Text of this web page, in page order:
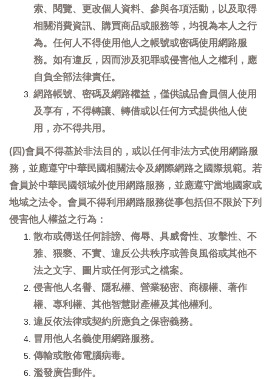
索、閱覽、更改個人資料、參與各項活動，以及取得
相關消費資訊、購買商品或服務等，均視為本人之行
為。任何人不得使用他人之帳號或密碼使用網路服
務。如有違反，因而涉及犯罪或侵害他人之權利，應
自負全部法律責任。
網路帳號、密碼及網路權益，僅供誠品會員個人使用
及享有，不得轉讓、轉借或以任何方式提供他人使
用，亦不得共用。
(四)會員不得基於非法目的，或以任何非法方式使用網路服
務，並應遵守中華民國相關法令及網際網路之國際規範。若
會員於中華民國領域外使用網路服務，並應遵守當地國家或
地域之法令。會員不得利用網路服務從事包括但不限於下列
侵害他人權益之行為：
散布或傳送任何誹謗、侮辱、具威脅性、攻擊性、不
雅、猥褻、不實、違反公共秩序或善良風俗或其他不
法之文字、圖片或任何形式之檔案。
侵害他人名譽、隱私權、營業秘密、商標權、著作
權、專利權、其他智慧財產權及其他權利。
違反依法律或契約所應負之保密義務。
冒用他人名義使用網路服務。
傳輸或散佈電腦病毒。
濫發廣告郵件。